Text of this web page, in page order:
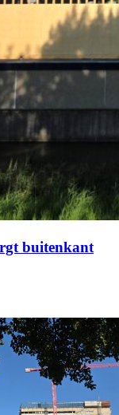
buitenkant